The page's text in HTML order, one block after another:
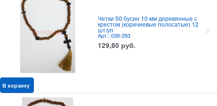
Четки 50 бусин 10 мм деревянные с
крестом (коричневые полосатые) 12
шт/уп
Арт.: 039-293
129,80 руб.
В корзину